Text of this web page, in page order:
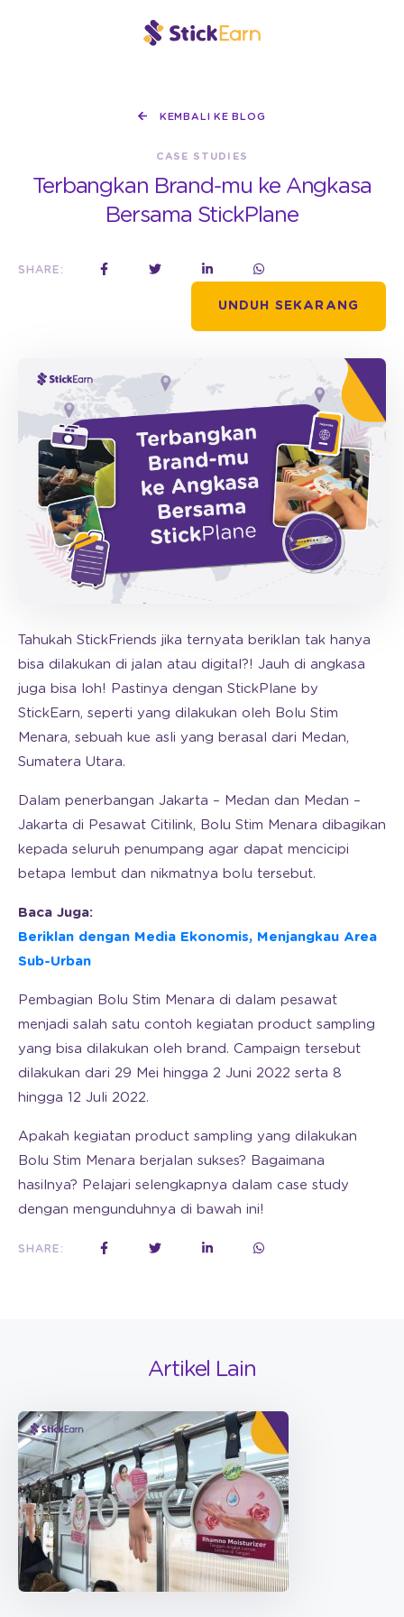
KEMBALI KE BLOG
CASE STUDIES
Terbangkan Brand-mu ke Angkasa
Bersama StickPlane
SHARE:
UNDUH SEKARANG
Tahukah StickFriends jika ternyata beriklan tak hanya
bisa dilakukan di jalan atau digital?! Jauh di angkasa
juga bisa loh! Pastinya dengan StickPlane by
StickEarn, seperti yang dilakukan oleh Bolu Stim
Menara, sebuah kue asli yang berasal dari Medan,
Sumatera Utara.
Dalam penerbangan Jakarta – Medan dan Medan –
Jakarta di Pesawat Citilink, Bolu Stim Menara dibagikan
kepada seluruh penumpang agar dapat mencicipi
betapa lembut dan nikmatnya bolu tersebut.
Baca Juga:
Beriklan dengan Media Ekonomis, Menjangkau Area
Sub-Urban
Pembagian Bolu Stim Menara di dalam pesawat
menjadi salah satu contoh kegiatan product sampling
yang bisa dilakukan oleh brand. Campaign tersebut
dilakukan dari 29 Mei hingga 2 Juni 2022 serta 8
hingga 12 Juli 2022.
Apakah kegiatan product sampling yang dilakukan
Bolu Stim Menara berjalan sukses? Bagaimana
hasilnya? Pelajari selengkapnya dalam case study
dengan mengunduhnya di bawah ini!
SHARE:
Artikel Lain